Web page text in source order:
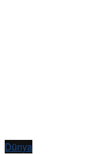
Dünya